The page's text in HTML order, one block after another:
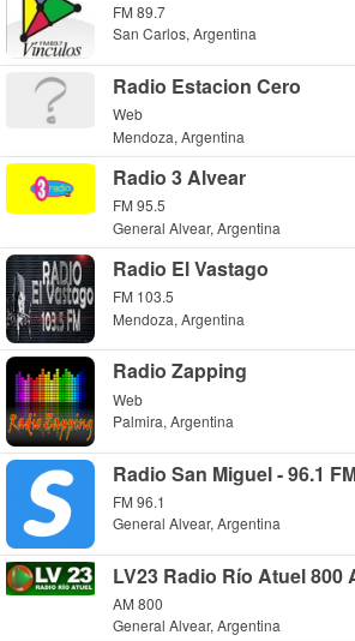
FM 89.7
San Carlos, Argentina
Radio Estacion Cero
Web
Mendoza, Argentina
Radio 3 Alvear
FM 95.5
General Alvear, Argentina
Radio El Vastago
FM 103.5
Mendoza, Argentina
Radio Zapping
Web
Palmira, Argentina
Radio San Miguel - 96.1
FM 96.1
General Alvear, Argentina
LV23 Radio Río Atuel 800
AM 800
General Alvear, Argentina